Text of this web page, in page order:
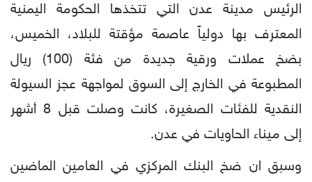
الرئيس مدينة عدن التي تتخذها الحكومة اليمنية
المعترف بها دولياً عاصمة مؤقتة للبلاد، الخميس،
بضخ عملات ورقية جديدة من فئة (100) ريال
المطبوعة في الخارج إلى السوق لمواجهة عجز السيولة
النقدية للفئات الصغيرة، كانت وصلت قبل 8 أشهر
إلى ميناء الحاويات في عدن.
وسبق ان ضخ البنك المركزي في العامين الماضين